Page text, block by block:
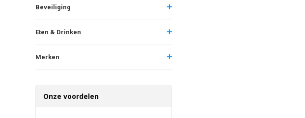
Beveiliging
Eten & Drinken
Merken
Onze voordelen